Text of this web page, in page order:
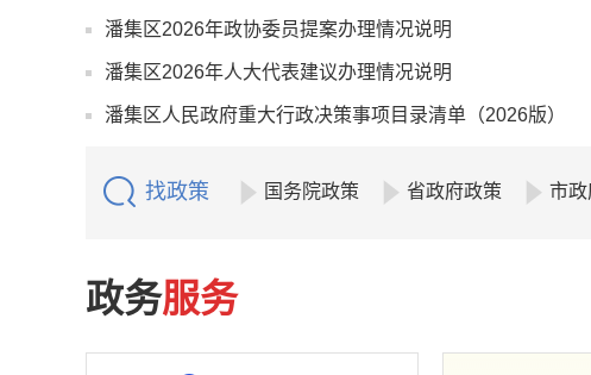
潘集区2026年政协委员提案办理情况说明
潘集区2026年人大代表建议办理情况说明
潘集区人民政府重大行政决策事项目录清单（2026版）
找政策 国务院政策 省政府政策 市政
政务服务